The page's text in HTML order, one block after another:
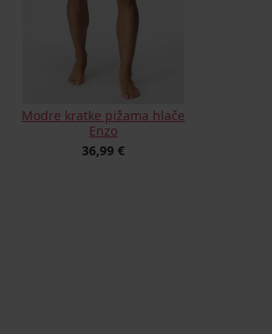
Modre kratke pižama hlače
Enzo
36,99 €